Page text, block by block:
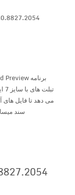
می دهد تا فایل های
سند